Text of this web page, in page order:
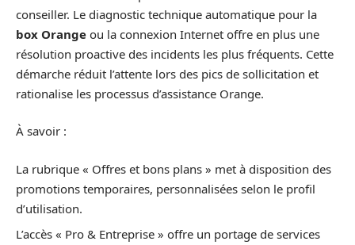
conseiller. Le diagnostic technique automatique pour la
box Orange ou la connexion Internet offre en plus une
résolution proactive des incidents les plus fréquents. Cette
démarche réduit l’attente lors des pics de sollicitation et
rationalise les processus d’assistance Orange.
À savoir :
La rubrique « Offres et bons plans » met à disposition des
promotions temporaires, personnalisées selon le profil
d’utilisation.
L’accès « Pro & Entreprise » offre un portage de services